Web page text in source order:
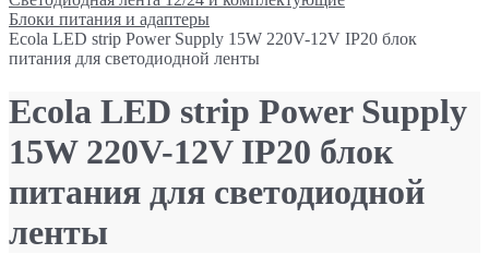
Блоки питания и адаптеры
Ecola LED strip Power Supply 15W 220V-12V IP20 блок
питания для светодиодной ленты
Ecola LED strip Power Supply
15W 220V-12V IP20 блок
питания для светодиодной
ленты